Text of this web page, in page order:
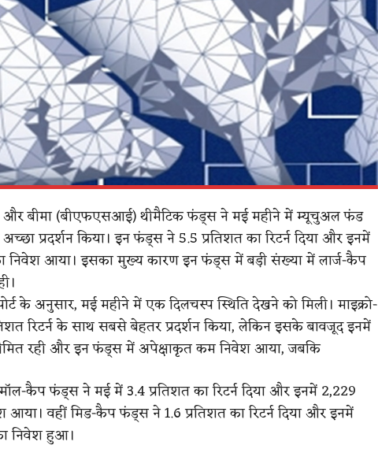
और बीमा (बीएफएसआई) थीमैटिक फंड्स ने मई महीने में म्यूचुअल फंड
प्रदर्शन किया। इन फंड्स ने 5.5 प्रतिशत का रिटर्न दिया और इनमें
निवेश आया। इसका मुख्य कारण इन फंड्स में बड़ी संख्या में लार्ज-कैप
के अनुसार, मई महीने में एक दिलचस्प स्थिति देखने को मिली। माइक्रो-
रिटर्न के साथ सबसे बेहतर प्रदर्शन किया, लेकिन इसके बावजूद इनमें
रही और इन फंड्स में अपेक्षाकृत कम निवेश आया, जबकि
कैप फंड्स ने मई में 3.4 प्रतिशत का रिटर्न दिया और इनमें 2,229
वहीं मिड-कैप फंड्स ने 1.6 प्रतिशत का रिटर्न दिया और इनमें
निवेश हुआ।